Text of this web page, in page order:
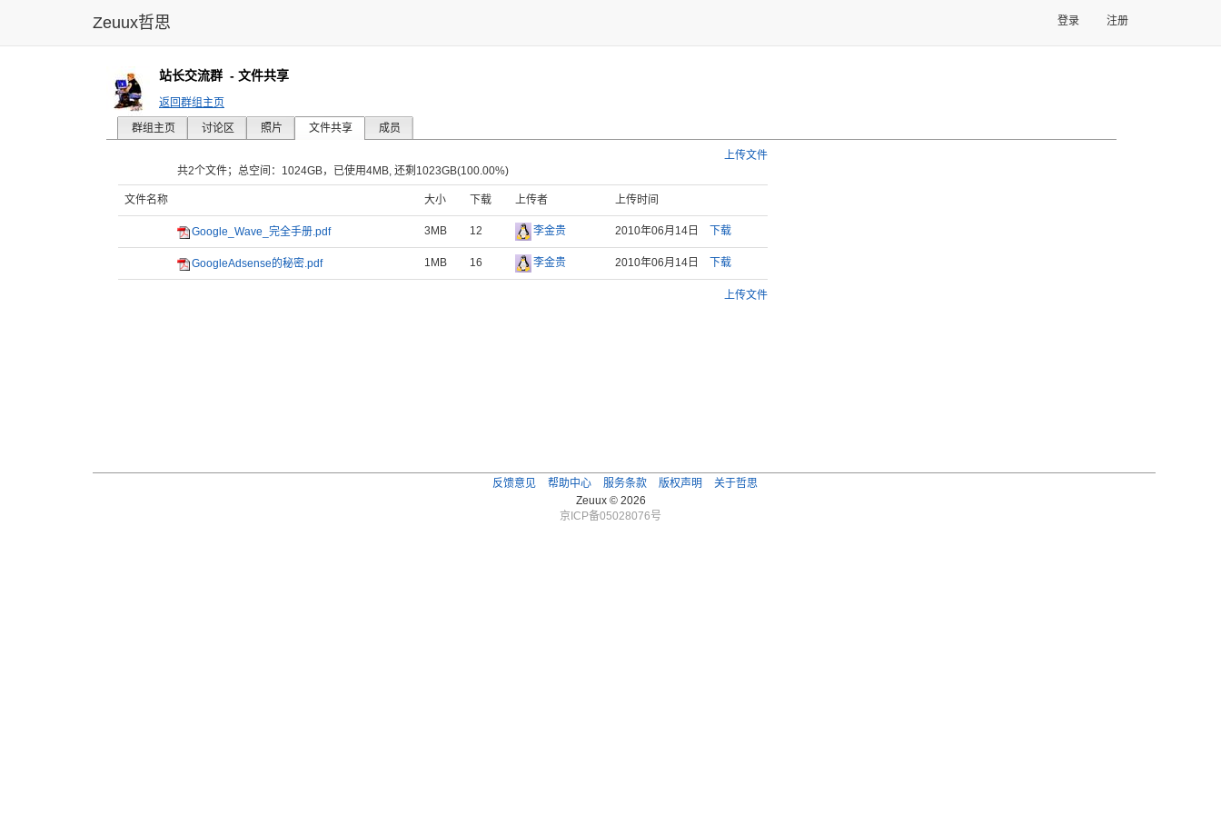
Zeuux哲思 登录 注册
站长交流群 - 文件共享
返回群组主页
群组主页
讨论区 照片 文件共享 成员
上传文件
共2个文件；总空间：1024GB，已使用4MB, 还剩1023GB(100.00%)
文件名称 大小 下载 上传者 上传时间
Google_Wave_完全手册.pdf 3MB 12 李金贵 2010年06月14日 下载
GoogleAdsense的秘密.pdf 1MB 16 李金贵 2010年06月14日 下载
上传文件
反馈意见 帮助中心 服务条款 版权声明
关于哲思
Zeuux © 2026
京ICP备05028076号